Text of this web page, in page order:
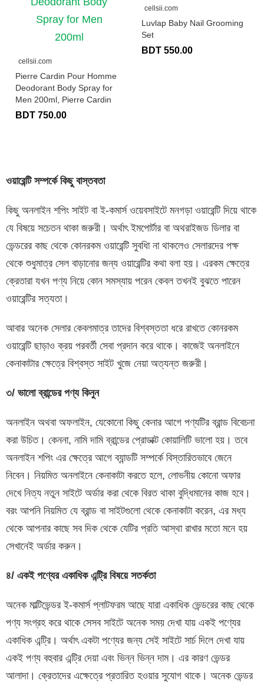
cellsii.com
Pierre Cardin Pour Homme
Deodorant Body Spray for
Men 200ml, Pierre Cardin
BDT 750.00
cellsii.com
Luvlap Baby Nail Grooming
Set
BDT 550.00
ওয়ারেন্টি সম্পর্কে কিছু বাস্তবতা
কিছু অনলাইন শপিং সাইট বা ই-কমার্স ওয়েবসাইটে মনগড়া ওয়ারেন্টি দিয়ে থাকে
যে বিষয়ে সচেতন থাকা জরুরী। অর্থাৎ ইমপোর্টার বা অথরাইজড ডিলার বা
ভেন্ডরের কাছ থেকে কোনরকম ওয়ারেন্টি সুবধিা না থাকলেও সেলারদের পক্ষ
থেকে শুধুমাত্র সেল বাড়ানোর জন্য ওয়ারেন্টির কথা বলা হয়। এরকম ক্ষেত্রে
ক্রেতারা যখন পণ্য নিয়ে কোন সমস্যায় পরেন কেবল তখনই বুঝতে পারেন
ওয়ারেন্টির সত্যতা।
আবার অনেক সেলার কেবলমাত্র তাদের বিশ্বস্ততা ধরে রাখতে কোনরকম
ওয়ারেন্টি ছাড়াও ক্রয় পরবর্তী সেবা প্রদান করে থাকে। কাজেই অনলাইনে
কেনাকাটার ক্ষেত্রে বিশ্বস্ত সাইট খুজে নেয়া অত্যন্ত জরুরী।
৩/ ভালো ব্রান্ডের পণ্য কিনুন
অনলাইন অথবা অফলাইন, যেকোনো কিছু কেনার আগে পণ্যটির ব্রান্ড বিবেচনা
করা উচিত। কেননা, নামি দামি ব্রান্ডের প্রোডাক্ট কোয়ালিটি ভালো হয়। তবে
অনলাইন শপিং এর ক্ষেত্রে আগে ব্যান্ডটি সম্পর্কে বিস্তারিতভাবে জেনে
নিবেন। নিয়মিত অনলাইনে কেনাকাটা করতে হলে, লোভনীয় কোনো অফার
দেখে নিত্য নতুন সাইটে অর্ডার করা থেকে বিরত থাকা বুদ্ধিমানের কাজ হবে।
বরং আপনি নিয়মিত যে ব্রান্ড বা সাইটগুলো থেকে কেনাকাটা করেন, এর মধ্য
থেকে আপনার কাছে সব দিক থেকে যেটির প্রতি আস্থা রাখার মতো মনে হয়
সেখানেই অর্ডার করুন।
৪/ একই পণ্যের একাধিক এন্ট্রি বিষয়ে সতর্কতা
অনেক মাল্টিভেন্ডর ই-কমার্স প্লাটফরম আছে যারা একাধিক ভেন্ডরের কাছ থেকে
পণ্য সংগ্রহ করে থাকে সেসব সাইটে অনেক সময় দেখা যায় একই পণ্যের
একাধিক এন্ট্রি। অর্থাৎ একটা পণ্যের জন্য সেই সাইটে সার্চ দিলে দেখা যায়
একই পণ্য বহুবার এন্ট্রি দেয়া এবং ভিন্ন ভিন্ন দাম। এর কারণ ভেন্ডর
আলাদা। ক্রেতাদের এক্ষেত্রে প্রতারিত হওয়ার সুযোগ থাকে। অনেক ভেন্ডর